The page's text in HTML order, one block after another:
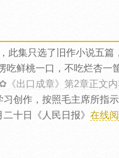
此集只选了旧作小说五篇
吃鲜桃一口，不吃烂杏一
《出口成章》第2章正文
创作，按照毛主席所指
十日《人民日报》 在线